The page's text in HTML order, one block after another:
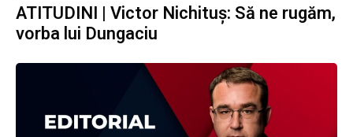
ATITUDINI | Victor Nichituș: Să ne rugăm,
vorba lui Dungaciu